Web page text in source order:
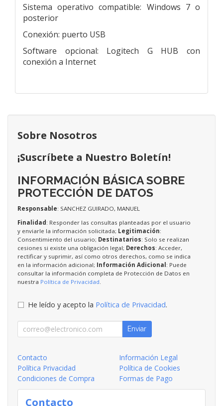
Sistema operativo compatible: Windows 7 o
posterior
Conexión: puerto USB
Software opcional: Logitech G HUB con
conexión a Internet
Sobre Nosotros
¡Suscríbete a Nuestro Boletín!
INFORMACIÓN BÁSICA SOBRE
PROTECCIÓN DE DATOS
Responsable: SANCHEZ GUIRADO, MANUEL
Finalidad: Responder las consultas planteadas por el usuario
y enviarle la información solicitada; Legitimación:
Consentimiento del usuario; Destinatarios: Solo se realizan
cesiones si existe una obligación legal; Derechos: Acceder,
rectificar y suprimir, así como otros derechos, como se indica
en la información adicional; Información Adicional: Puede
consultar la información completa de Protección de Datos en
nuestra Política de Privacidad
He leído y acepto la Política de Privacidad.
Enviar
Contacto
Información Legal
Política Privacidad
Política de Cookies
Condiciones de Compra
Formas de Pago
Contacto